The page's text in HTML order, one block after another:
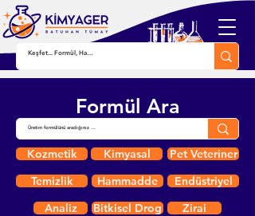
Formül Ara
Kozmetik Kimyasal
Pet Veteriner
Temizlik
Hammadde
Endüstriyel
Analiz
Bitkisel Drog Zirai